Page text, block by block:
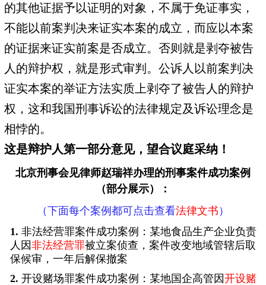
的其他证据予以证明的对象，不属于免证事实，
不能以前案判决来证实本案的成立，而应以本案
的证据来证实前案是否成立。否则就是剥夺被告
人的辩护权，就是形式审判。公诉人以前案判决
证实本案的举证方法实质上剥夺了被告人的辩护
权，这和我国刑事诉讼的法律规定及诉讼理念是
相悖的。
这是辩护人第一部分意见，望合议庭采纳！
北京刑事会见律师赵瑞祥办理的刑事案件成功案例
（部分展示）：
（下面每个案例都可点击查看法律文书 ）
1. 非法经营罪案件成功案例：某地食品生产企业负责
人因非法经营罪被立案侦查，案件改变地域管辖后取
保候审，一年后解保撤案
2. 开设赌场罪案件成功案例：某地国企高管因开设赌